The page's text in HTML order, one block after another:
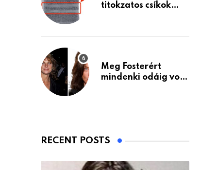
titokzatos csíkok
Meg Fosterért
mindenki odáig volt
RECENT POSTS